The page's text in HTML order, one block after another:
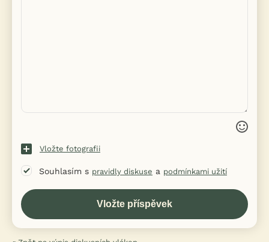
Vložte fotografii
Souhlasím s pravidly diskuse a podmínkami užití